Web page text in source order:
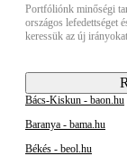
Portfóliónk minőségi
országos lefedettséget
keressük az új
Bács-Kiskun - baon.hu
Baranya - bama.hu
Békés - beol.hu